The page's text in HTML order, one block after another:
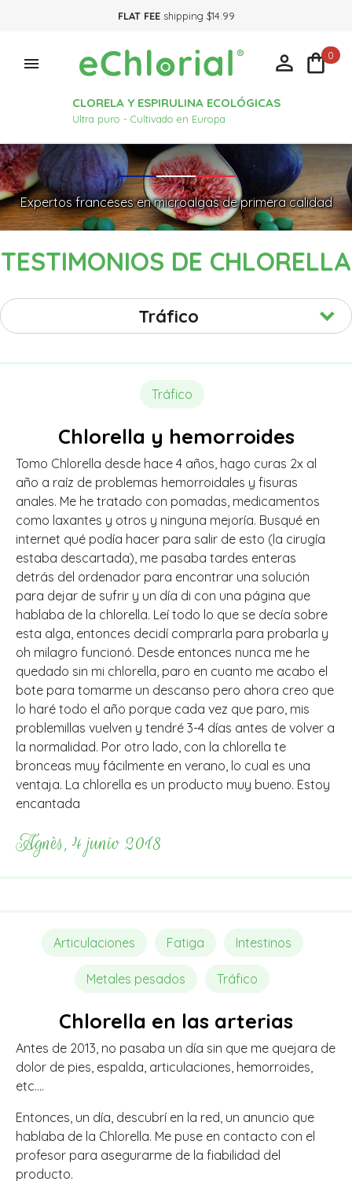
FLAT FEEshipping $14.99

CLORELA Y ESPIRULINA ECOLÓGICAS
Ultra puro - Cultivado en Europa
 0
Expertos franceses en microalgas de primera calidad
TESTIMONIOS DE CHLORELLA
Tráfico
Tráfico
Chlorella y hemorroides
Tomo Chlorella desde hace 4 años, hago curas 2x al
año a raíz de problemas hemorroidales y fisuras
anales. Me he tratado con pomadas, medicamentos
como laxantes y otros y ninguna mejoría. Busqué en
internet qué podía hacer para salir de esto (la cirugía
estaba descartada), me pasaba tardes enteras
detrás del ordenador para encontrar una solución
para dejar de sufrir y un día di con una página que
hablaba de la chlorella. Leí todo lo que se decía sobre
esta alga, entonces decidí comprarla para probarla y
oh milagro funcionó. Desde entonces nunca me he
quedado sin mi chlorella, paro en cuanto me acabo el
bote para tomarme un descanso pero ahora creo que
lo haré todo el año porque cada vez que paro, mis
problemillas vuelven y tendré 3-4 días antes de volver a
la normalidad. Por otro lado, con la chlorella te
bronceas muy fácilmente en verano, lo cual es una
ventaja. La chlorella es un producto muy bueno. Estoy
encantada
Agnès, 4 junio 2018
Articulaciones Fatiga Intestinos
Metales pesados Tráfico
Chlorella en las arterias
Antes de 2013, no pasaba un día sin que me quejara de
dolor de pies, espalda, articulaciones, hemorroides,
etc….
Entonces, un día, descubrí en la red, un anuncio que
hablaba de la Chlorella. Me puse en contacto con el
profesor para asegurarme de la fiabilidad del
producto.